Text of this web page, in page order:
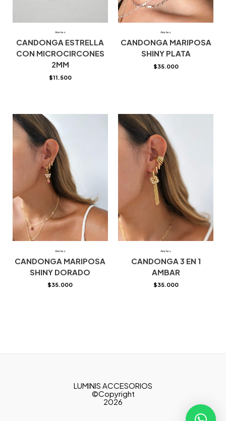
Aretes
CANDONGA ESTRELLA
CON MICROCIRCONES
2MM
$11.500
Aretes
CANDONGA MARIPOSA
SHINY PLATA
$35.000
Aretes
CANDONGA MARIPOSA
SHINY DORADO
$35.000
Aretes
CANDONGA 3 EN 1
AMBAR
$35.000
LUMINIS ACCESORIOS
©Copyright
2026